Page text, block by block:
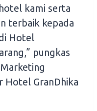
kami serta
terbaik kepada
Hotel
pungkas
Hotel GranDhika